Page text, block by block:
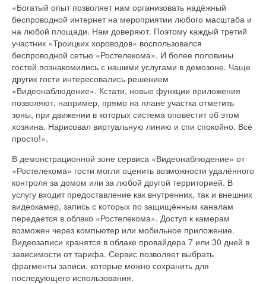
«Богатый опыт позволяет нам организовать надёжный
беспроводной интернет на мероприятии любого масштаба и
на любой площади. Нам доверяют. Поэтому каждый третий
участник «Троицких хороводов» воспользовался
беспроводной сетью «Ростелекома». И более половины
гостей познакомились с нашими услугами в демозоне. Чаще
других гости интересовались решением
«Видеонаблюдение». Кстати, новые функции приложения
позволяют, например, прямо на плане участка отметить
зоны, при движении в которых система оповестит об этом
хозяина. Нарисовал виртуальную линию и спи спокойно. Всё
просто!».
В демонстрационной зоне сервиса «Видеонаблюдение» от
«Ростелекома» гости могли оценить возможности удалённого
контроля за домом или за любой другой территорией. В
услугу входит предоставление как внутренних, так и внешних
видеокамер, запись с которых по защищённым каналам
передается в облако «Ростелекома». Доступ к камерам
возможен через компьютер или мобильное приложение.
Видеозаписи хранятся в облаке провайдера 7 или 30 дней в
зависимости от тарифа. Сервис позволяет выбрать
фрагменты записи, которые можно сохранить для
последующего использования.